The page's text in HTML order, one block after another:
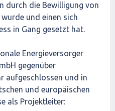
durch die Bewilligung von
und einen sich
in Gang gesetzt hat.
Energieversorger
gegenüber
aufgeschlossen und in
und europäischen
als Projektleiter: